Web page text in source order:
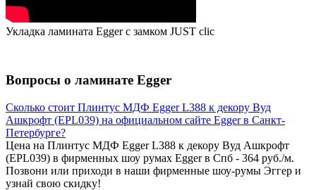
Укладка ламината Egger с замком JUST clic
Вопросы о ламинате Egger
Сколько стоит Плинтус МДФ Egger L388 к декору Вуд
Ашкрофт (EPL039) на официальном сайте Egger в Санкт-
Петербурге?
Цена на Плинтус МДФ Egger L388 к декору Вуд Ашкрофт
(EPL039) в фирменных шоу румах Egger в Спб - 364 руб./м.
Позвони или приходи в наши фирменные шоу-румы Эггер и
узнай свою скидку!